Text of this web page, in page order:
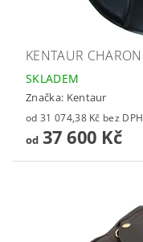
KENTAUR CHARON
SKLADEM
Značka: Kentaur
od 31 074,38 Kč bez DPH
od37 600 Kč